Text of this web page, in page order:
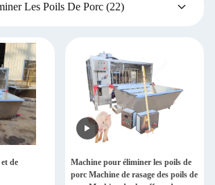
Les Poils De Porc (22)
de
Machine pour éliminer les poils de
porc Machine de rasage des poils de